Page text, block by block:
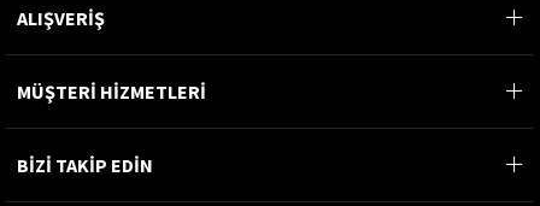
ALIŞVERİŞ
MÜŞTERİ HİZMETLERİ
BİZİ TAKİP EDİN